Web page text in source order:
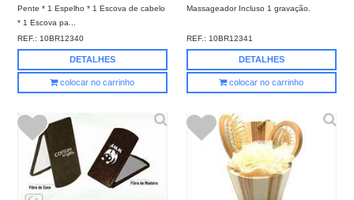
Pente * 1 Espelho * 1 Escova de cabelo
* 1 Escova pa...
REF.: 10BR12340
DETALHES
colocar no carrinho
Massageador Incluso 1 gravação.
REF.: 10BR12341
DETALHES
colocar no carrinho